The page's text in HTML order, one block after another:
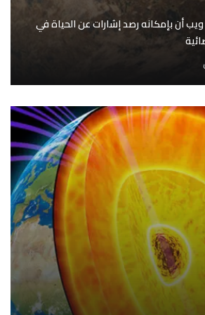
أن بإمكانه رصد إشارات عن الحياة في